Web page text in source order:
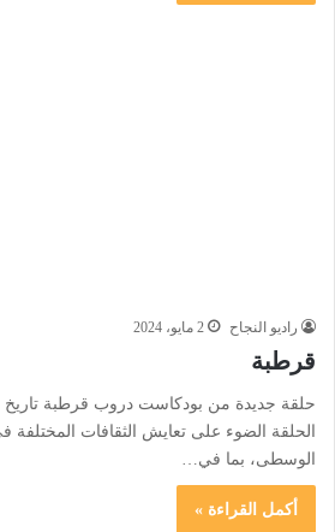
راديو النجاح 2 مايو، 2024
قرطبة
حلقة جديدة من بودكاست دروب قرطبة تاريخ
الحلقة الضوء على تعايش الثقافات
الوسطى، بما في…
أكمل القراءة »